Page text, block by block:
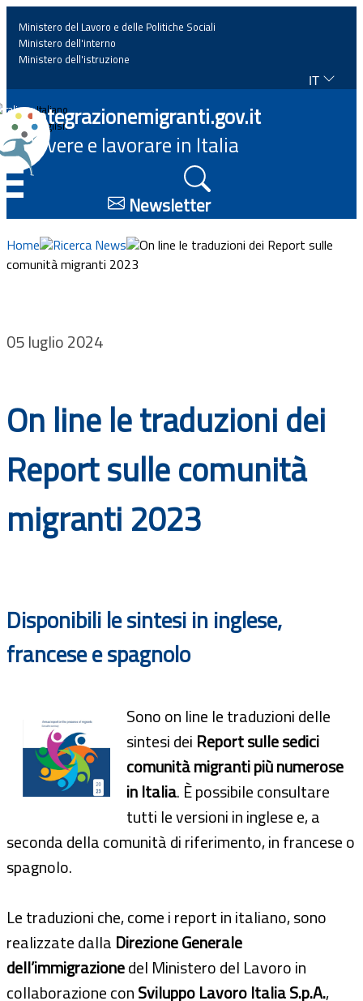
Home
News
Approfondimenti
Eventi
Progetti
Bandi
Guide
Ministero del Lavoro e delle Politiche Sociali
Ministero dell'interno
Ministero dell'istruzione
IT
Italiano
English
Integrazionemigranti.gov.it
Vivere e lavorare in Italia
Newsletter
Home Ricerca News
On line le traduzioni dei Report sulle
comunità migranti 2023
05 luglio 2024
On line le traduzioni dei
Report sulle comunità
migranti 2023
Disponibili le sintesi in inglese,
francese e spagnolo
Sono on line le traduzioni delle
sintesi dei Report sulle sedici
comunità migranti più numerose
in Italia. È possibile consultare
tutti le versioni in inglese e, a
seconda della comunità di riferimento, in francese o
spagnolo.
Le traduzioni che, come i report in italiano, sono
realizzate dalla Direzione Generale
dell’immigrazionedel Ministero del Lavoro in
collaborazione conSviluppo Lavoro Italia S.p.A.,